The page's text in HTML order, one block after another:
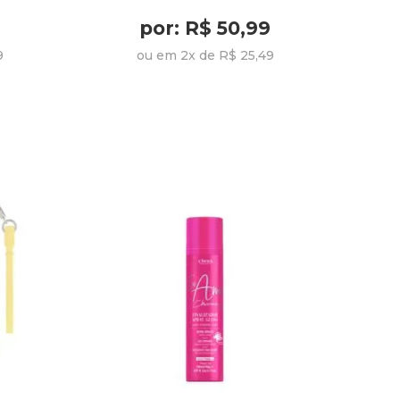
por: R$ 50,99
ou em 2x de R$ 25,49